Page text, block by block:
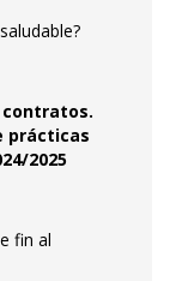
prácticas
2025
fin al